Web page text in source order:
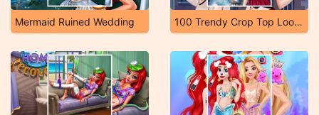
Mermaid Ruined Wedding 100 Trendy Crop Top Looks for Princess